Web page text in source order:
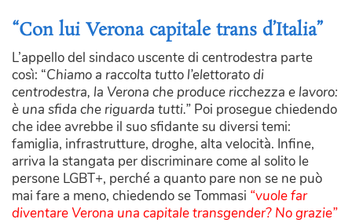
“Con lui Verona capitale trans d’Italia”
L’appello del sindaco uscente di centrodestra parte
così: “Chiamo a raccolta tutto l’elettorato di
centrodestra, la Verona che produce ricchezza e lavoro:
è una sfida che riguarda tutti.” Poi prosegue chiedendo
che idee avrebbe il suo sfidante su diversi temi:
famiglia, infrastrutture, droghe, alta velocità. Infine,
arriva la stangata per discriminare come al solito le
persone LGBT+, perché a quanto pare non se ne può
mai fare a meno, chiedendo se Tommasi “vuole far
diventare Verona una capitale transgender? No grazie”